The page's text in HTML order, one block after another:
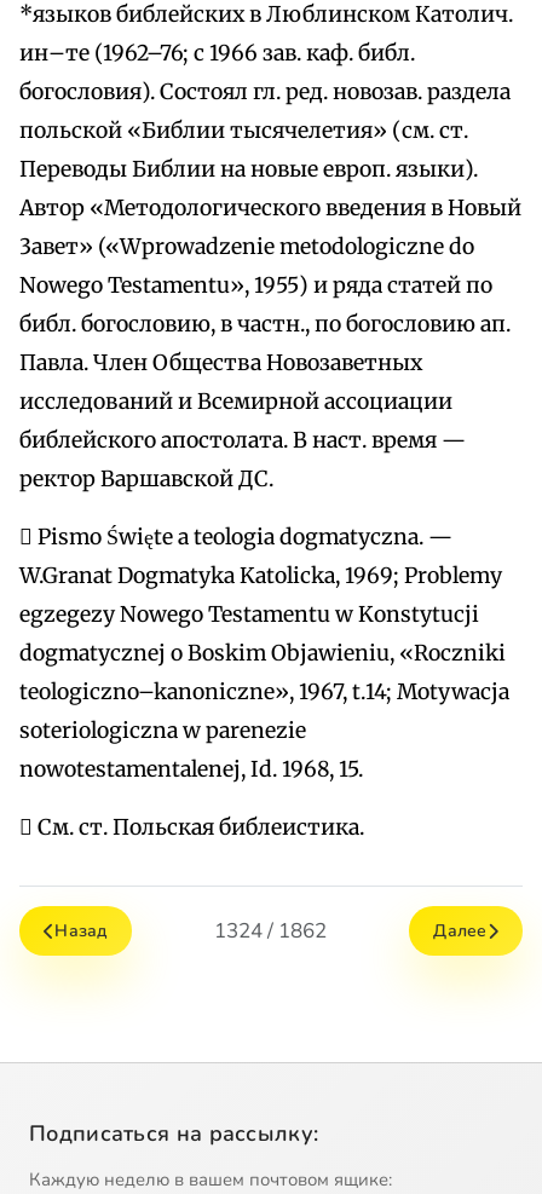
*языков библейских в Люблинском Католич.
ин–те (1962–76; с 1966 зав. каф. библ.
богословия). Состоял гл. ред. новозав. раздела
польской «Библии тысячелетия» (см. ст.
Переводы Библии на новые европ. языки).
Автор «Методологического введения в Новый
3aвет» («Wprowadzenie metodologiczne dо
Nowego Testamentu», 1955) и ряда статей по
библ. богословию, в частн., по богословию ап.
Павла. Член Общества Новозаветных
исследований и Всемирной ассоциации
библейского апостолата. В наст. время —
ректор Варшавской ДС.
 Pismo Święte а teologia dogmatyczna. —
W.Granat Dogmatyka Katolicka, 1969; Problemy
egzegezy Nowego Testamentu w Konstytucji
dogmatycznej о Boskim Objawieniu, «Roczniki
teologiczno–kanoniczne», 1967, t.14; Motywacja
soteriologiczna w parenezie
nowotestamentalenej, Id. 1968, 15.
 Cм. ст. Польская библеистика.
Назад 1324 / 1862 Далее
Подписаться на рассылку:
Каждую неделю в вашем почтовом ящике: